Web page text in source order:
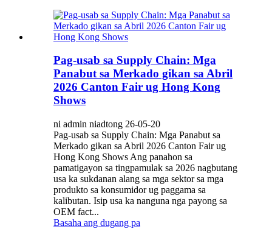
Pag-usab sa Supply Chain: Mga
Panabut sa Merkado gikan sa Abril
2026 Canton Fair ug Hong Kong
Shows
ni admin niadtong 26-05-20
Pag-usab sa Supply Chain: Mga Panabut sa
Merkado gikan sa Abril 2026 Canton Fair ug
Hong Kong Shows Ang panahon sa
pamatigayon sa tingpamulak sa 2026 nagbutang
usa ka sukdanan alang sa mga sektor sa mga
produkto sa konsumidor ug paggama sa
kalibutan. Isip usa ka nanguna nga payong sa
OEM fact...
Basaha ang dugang pa